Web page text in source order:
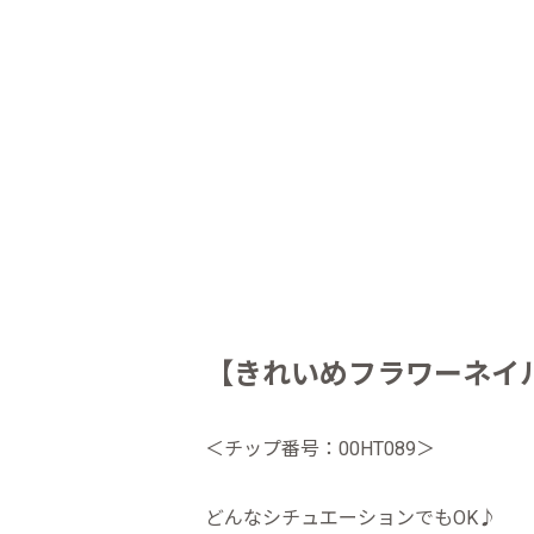
【きれいめフラワーネイ
＜チップ番号：00HT089＞
どんなシチュエーションでもOK♪